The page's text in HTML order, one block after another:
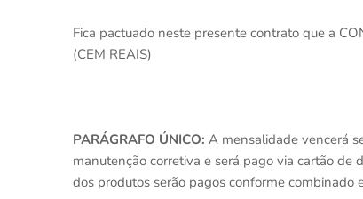
Fica pactuado neste presente contrato que a
(CEM REAIS)
PARÁGRAFO ÚNICO: A mensalidade vencerá
manutenção corretiva e será pago via cartão de
dos produtos serão pagos conforme combinado